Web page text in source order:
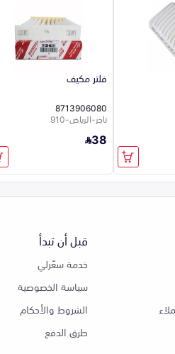
فلتر مكيف
8713906080
تاجر-الرياض-910
38
قبل أن تبدأ
خدمة سعّرلي
سياسة الخصوصية
الشروط والأحكام
طرق الدفع